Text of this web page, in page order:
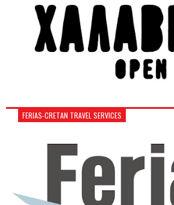
FERIAS-CRETAN TRAVEL SERVICES